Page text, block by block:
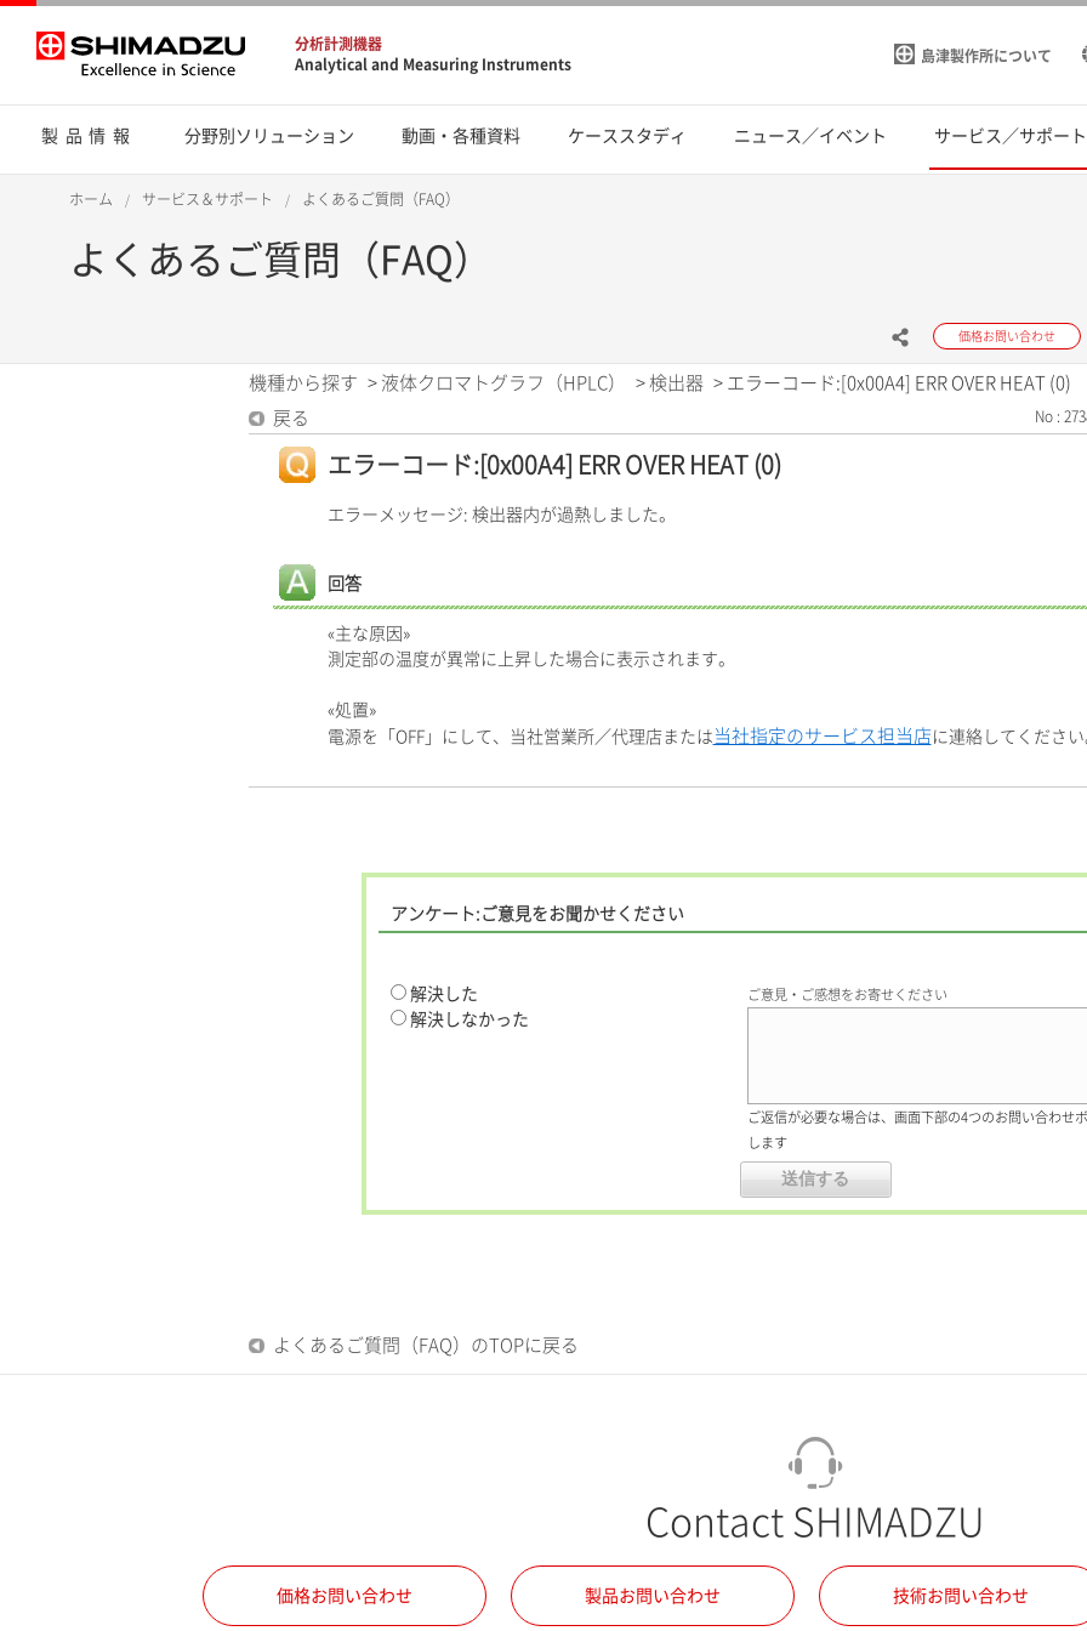
分析計測機器
Analytical and Measuring Instruments
島津製作所について
製品情報 分野別ソリューション 動画・各種資料 ケーススタディ ニュース／イベント サービス／サポート
ホーム サービス＆サポート よくあるご質問（FAQ）
よくあるご質問（FAQ）
価格お問い合わせ
機種から探す > 液体クロマトグラフ（HPLC） > 検出器 > エラーコード:[0x00A4] ERR OVER HEAT (0)
戻る
No :
エラーコード:[0x00A4] ERR OVER HEAT (0)
エラーメッセージ: 検出器内が過熱しました。
回答
«主な原因»
測定部の温度が異常に上昇した場合に表示されます。
«処置»
電源を「OFF」にして、当社営業所／代理店または 当社指定のサービス担当店に連絡してください
アンケート:ご意見をお聞かせください
解決した
解決しなかった
ご意見・ご感想をお寄せください
ご返信が必要な場合は、画面下部の4つのお問い合わせ
します
よくあるご質問（FAQ）のTOPに戻る
Contact SHIMADZU
価格お問い合わせ 製品お問い合わせ 技術お問い合わせ